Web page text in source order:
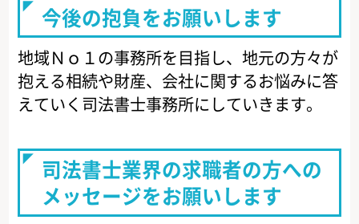
今後の抱負をお願いします
地域Ｎｏ１の事務所を目指し、地元の方々が
抱える相続や財産、会社に関するお悩みに答
えていく司法書士事務所にしていきます。
司法書士業界の求職者の方への
メッセージをお願いします